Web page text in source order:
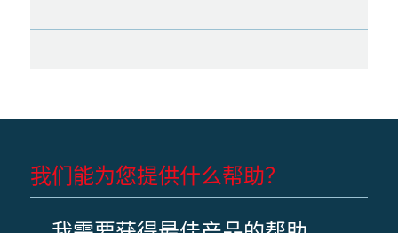
我们能为您提供什么帮助？